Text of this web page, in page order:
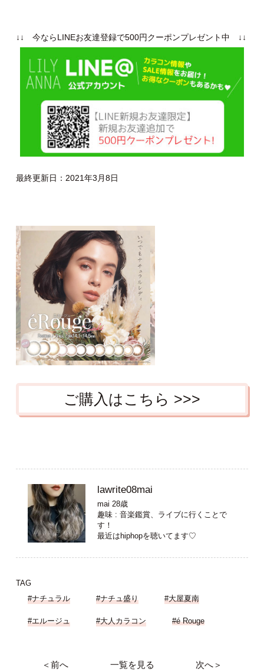
↓↓ 今ならLINEお友達登録で500円クーポンプレゼント中 ↓↓
最終更新日：2021年3月8日
ご購入はこちら >>>
lawrite08mai
mai 28歳
趣味 : 音楽鑑賞、ライブに行くことで
す！
最近はhiphopを聴いてます♡
TAG
#ナチュラル
#ナチュ盛り #大屋夏南
#エルージュ #大人カラコン #é Rouge
＜前へ 一覧を見る 次へ＞